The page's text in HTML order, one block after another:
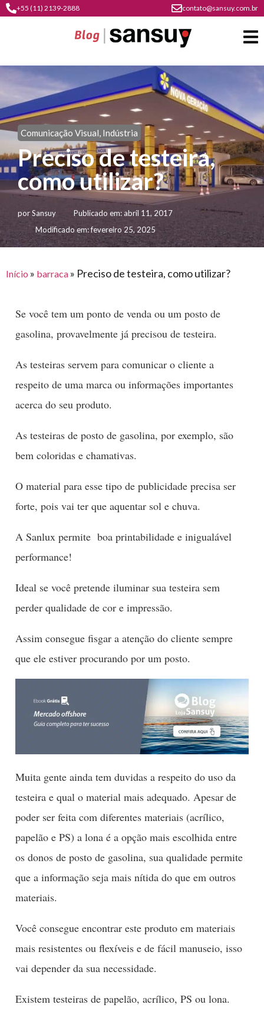
+55 (11) 2139-2888 contato@sansuy.com.br
A
Sansuy
contato
cultura
do
plástico
institucional
materiais
premiações
Agronegócio
psicultura
soluções
em
água
para
Coberturas
sansuy
barracas
feira
Indústria
comunicação
offshore
civil
piscinas
mercado
automotivo
móveis,
epi's
e
multiúso
e logística
lonas
vida
caminhoneiro
Comunicação Visual, Indústria
Preciso de testeira,
como utilizar?
porSansuy Publicado em: abril 11, 2017
Modificado em: fevereiro 25, 2025
Início » barraca » Preciso de testeira, como utilizar?
Se você tem um ponto de venda ou um posto de
gasolina, provavelmente já precisou de testeira.
As testeiras servem para comunicar o cliente a
respeito de uma marca ou informações importantes
acerca do seu produto.
As testeiras de posto de gasolina, por exemplo, são
bem coloridas e chamativas.
O material para esse tipo de publicidade precisa ser
forte, pois vai ter que aquentar sol e chuva.
A Sanlux permite boa printabilidade e inigualável
performance!
Ideal se você pretende iluminar sua testeira sem
perder qualidade de cor e impressão.
Assim consegue fisgar a atenção do cliente sempre
que ele estiver procurando por um posto.
Muita gente ainda tem duvidas a respeito do uso da
testeira e qual o material mais adequado. Apesar de
poder ser feita com diferentes materiais (acrílico,
papelão e PS) a lona é a opção mais escolhida entre
os donos de posto de gasolina, sua qualidade permite
que a informação seja mais nítida do que em outros
materiais.
Você consegue encontrar este produto em materiais
mais resistentes ou flexíveis e de fácil manuseio, isso
vai depender da sua necessidade.
Existem testeiras de papelão, acrílico, PS ou lona.